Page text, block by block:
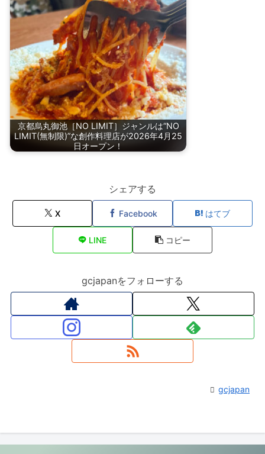
京都烏丸御池［NO LIMIT］ジャンルは“NO
LIMIT(無制限)”な創作料理店が2026年4月25
日オープン！
シェアする
X Facebook はてブ
LINE コピー
gcjapanをフォローする
gcjapan